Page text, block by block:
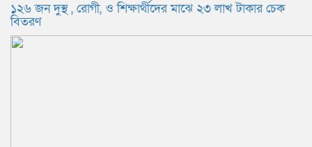
১২৬ জন দুস্থ , রোগী, ও শিক্ষার্থীদের মাঝে ২৩ লাখ টাকার চেক
বিতরণ